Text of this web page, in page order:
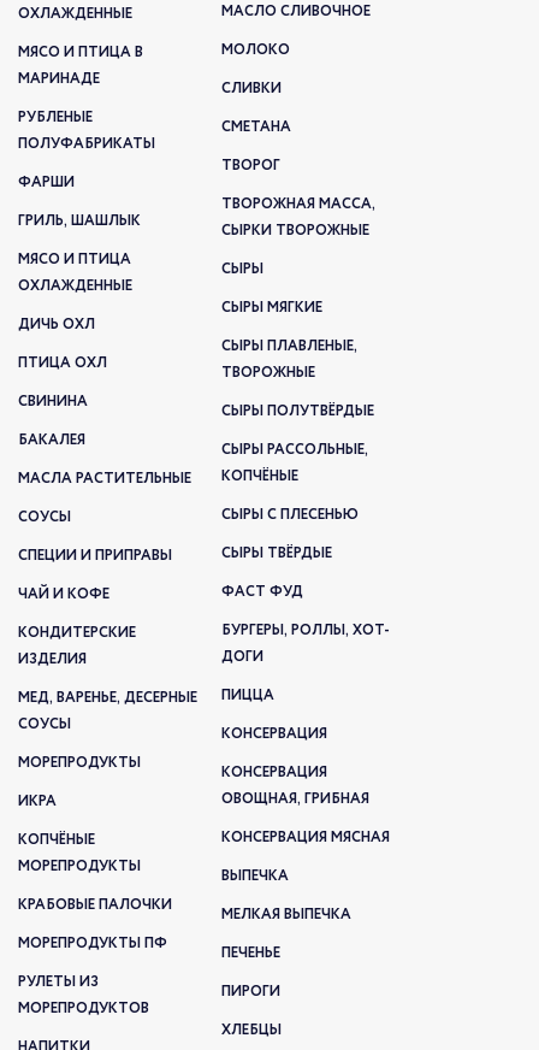
ОХЛАЖДЕННЫЕ
МЯСО И ПТИЦА В
МАРИНАДЕ
РУБЛЕНЫЕ
ПОЛУФАБРИКАТЫ
ФАРШИ
ГРИЛЬ, ШАШЛЫК
МЯСО И ПТИЦА
ОХЛАЖДЕННЫЕ
ДИЧЬ ОХЛ
ПТИЦА ОХЛ
СВИНИНА
БАКАЛЕЯ
МАСЛА РАСТИТЕЛЬНЫЕ
СОУСЫ
СПЕЦИИ И ПРИПРАВЫ
ЧАЙ И КОФЕ
КОНДИТЕРСКИЕ
ИЗДЕЛИЯ
МЕД, ВАРЕНЬЕ, ДЕСЕРНЫЕ
СОУСЫ
МОРЕПРОДУКТЫ
ИКРА
КОПЧЁНЫЕ
МОРЕПРОДУКТЫ
КРАБОВЫЕ ПАЛОЧКИ
МОРЕПРОДУКТЫ ПФ
РУЛЕТЫ ИЗ
МОРЕПРОДУКТОВ
МАСЛО СЛИВОЧНОЕ
МОЛОКО
СЛИВКИ
СМЕТАНА
ТВОРОГ
ТВОРОЖНАЯ МАССА,
СЫРКИ ТВОРОЖНЫЕ
СЫРЫ
СЫРЫ МЯГКИЕ
СЫРЫ ПЛАВЛЕНЫЕ,
ТВОРОЖНЫЕ
СЫРЫ ПОЛУТВЁРДЫЕ
СЫРЫ РАССОЛЬНЫЕ,
КОПЧЁНЫЕ
СЫРЫ С ПЛЕСЕНЬЮ
СЫРЫ ТВЁРДЫЕ
ФАСТ ФУД
БУРГЕРЫ, РОЛЛЫ, ХОТ-
ДОГИ
ПИЦЦА
КОНСЕРВАЦИЯ
КОНСЕРВАЦИЯ
ОВОЩНАЯ, ГРИБНАЯ
КОНСЕРВАЦИЯ МЯСНАЯ
ВЫПЕЧКА
МЕЛКАЯ ВЫПЕЧКА
ПЕЧЕНЬЕ
ПИРОГИ
ХЛЕБЦЫ